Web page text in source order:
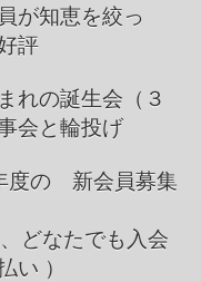
が知恵を絞っ
評
れの誕生会（３
会と輪投げ
の 新会員募集
どなたでも入会
い ）